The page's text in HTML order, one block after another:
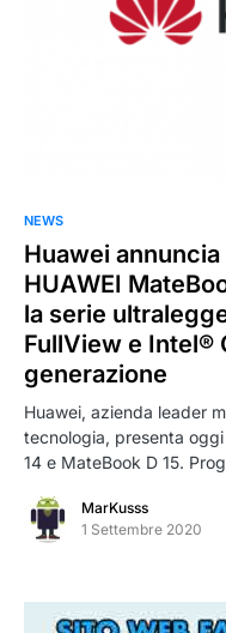
NEWS
Huawei
HUAWEI
la serie
FullView e Intel®
generazione
Huawei, azienda leader
tecnologia, presenta
14 e MateBook D 15.
MarKusss
1 Settembre 2020